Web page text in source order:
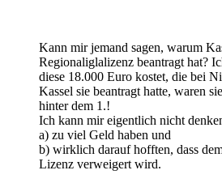
Kann mir jemand sagen, warum
Regionaliglalizenz beantragt hat?
diese 18.000 Euro kostet, die bei
Kassel sie beantragt hatte, waren
hinter dem 1.!
Ich kann mir eigentlich nicht
a) zu viel Geld haben und
b) wirklich darauf hofften, dass
Lizenz verweigert wird.